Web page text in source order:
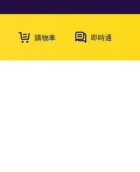
購物車 即時通